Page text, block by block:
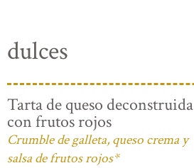
dulces
Tarta de queso deconstruida
con frutos rojos
Crumble de galleta, queso crema y
salsa de frutos rojos*